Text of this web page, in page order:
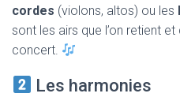
cordes (violons, altos) ou les
sont les airs que l’on retient et
concert.
Les harmonies